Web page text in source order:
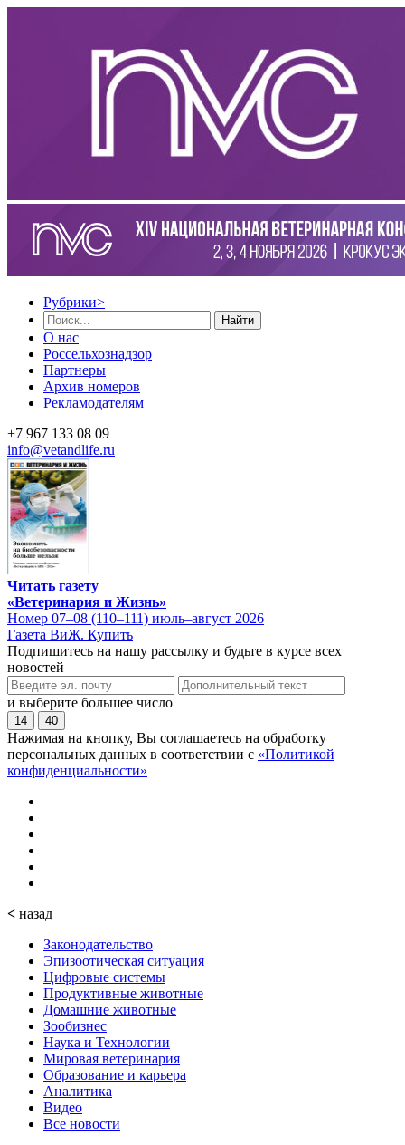
Рубрики>
Найти
О нас
Россельхознадзор
Партнеры
Архив номеров
Рекламодателям
+7 967 133 08 09
info@vetandlife.ru
Читать газету
«Ветеринария и Жизнь»
Номер 07–08 (110–111) июль–август 2026
Газета ВиЖ. Купить
Подпишитесь на нашу рассылку и будьте в курсе всех
новостей
и выберите большее число
14 40
Нажимая на кнопку, Вы соглашаетесь на обработку
персональных данных в соответствии с «Политикой
конфиденциальности»
< назад
Законодательство
Эпизоотическая ситуация
Цифровые системы
Продуктивные животные
Домашние животные
Зообизнес
Наука и Технологии
Мировая ветеринария
Образование и карьера
Аналитика
Видео
Все новости